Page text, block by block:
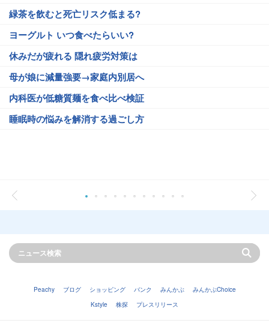
緑茶を飲むと死亡リスク低まる?
ヨーグルト いつ食べたらいい?
休みだが疲れる 隠れ疲労対策は
母が娘に減量強要→家庭内別居へ
内科医が低糖質麺を食べ比べ検証
睡眠時の悩みを解消する過ごし方
Peachy ブログ ショッピング バンク みんかぶ
みんかぶChoice
Kstyle
株探 プレスリリース